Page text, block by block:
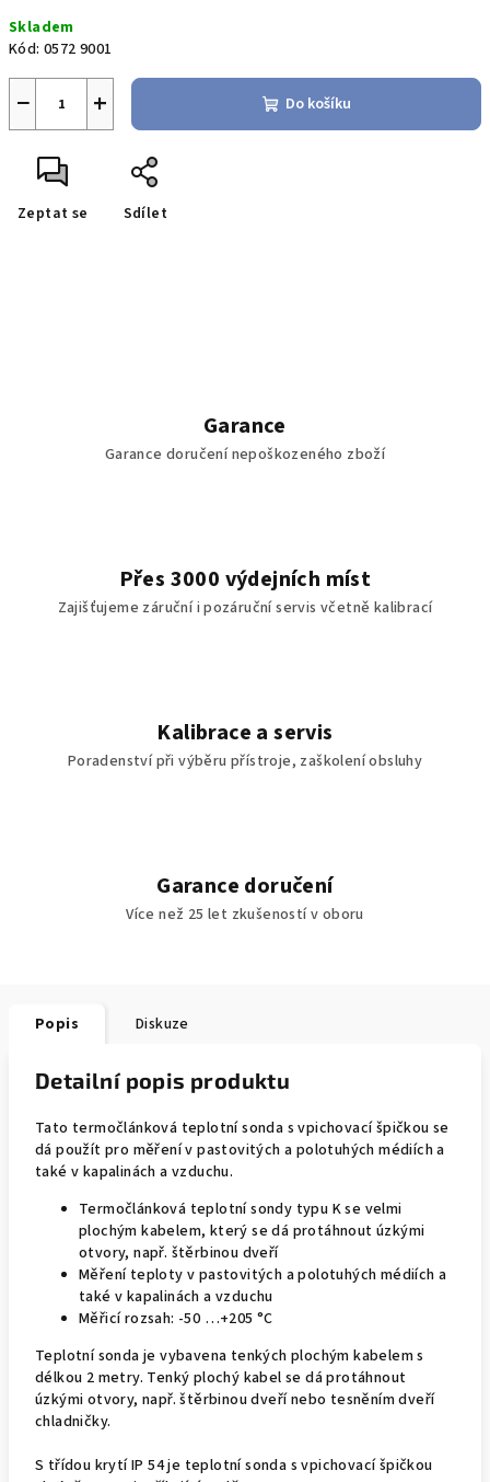
cena:
Skladem
Kód: 0572 9001
+
− Do košíku
Zeptat se Sdílet
Garance
Garance doručení nepoškozeného zboží
Přes 3000 výdejních míst
Zajišťujeme záruční i pozáruční servis včetně kalibrací
Kalibrace a servis
Poradenství při výběru přístroje, zaškolení obsluhy
Garance doručení
Více než 25 let zkušeností v oboru
Popis Diskuze
Detailní popis produktu
Tato termočlánková teplotní sonda s vpichovací špičkou se
dá použít pro měření v pastovitých a polotuhých médiích a
také v kapalinách a vzduchu.
Termočlánková teplotní sondy typu K se velmi
plochým kabelem, který se dá protáhnout úzkými
otvory, např. štěrbinou dveří
Měření teploty v pastovitých a polotuhých médiích a
také v kapalinách a vzduchu
Měřicí rozsah: -50 …+205 °C
Teplotní sonda je vybavena tenkých plochým kabelem s
délkou 2 metry. Tenký plochý kabel se dá protáhnout
úzkými otvory, např. štěrbinou dveří nebo tesněním dveří
chladničky.
S třídou krytí IP 54 je teplotní sonda s vpichovací špičkou